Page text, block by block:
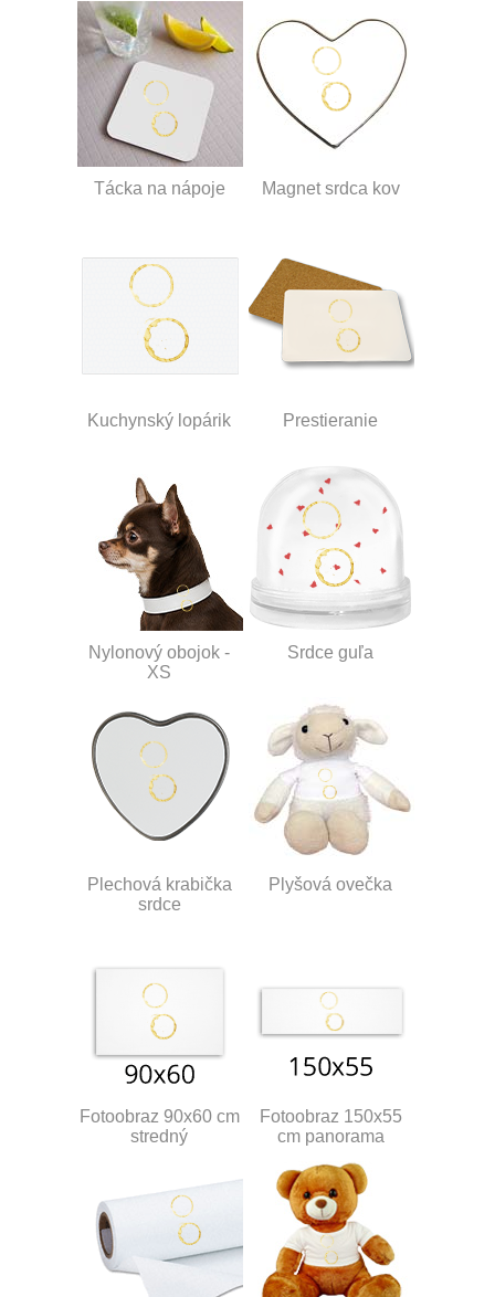
Tácka na nápoje Magnet srdca kov
Kuchynský lopárik Prestieranie
Nylonový obojok -
XS
Srdce guľa
Plechová krabička
srdce
Plyšová ovečka
Fotoobraz 90x60 cm
stredný
Fotoobraz 150x55
cm panorama